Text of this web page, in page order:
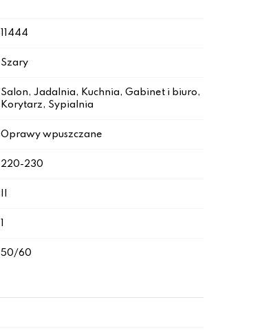
11444
Szary
Salon, Jadalnia, Kuchnia, Gabinet i biuro,
Korytarz, Sypialnia
Oprawy wpuszczane
220-230
50/60